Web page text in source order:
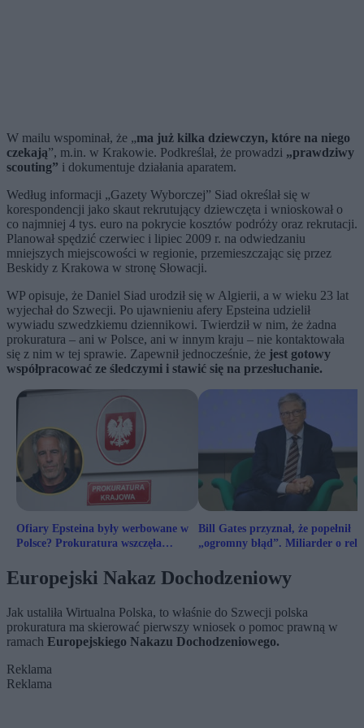
W mailu wspominał, że „ma już kilka dziewczyn, które na niego
czekają”, m.in. w Krakowie. Podkreślał, że prowadzi „prawdziwy
scouting” i dokumentuje działania aparatem.
Według informacji „Gazety Wyborczej” Siad określał się w
korespondencji jako skaut rekrutujący dziewczęta i wnioskował o
co najmniej 4 tys. euro na pokrycie kosztów podróży oraz rekrutacji.
Planował spędzić czerwiec i lipiec 2009 r. na odwiedzaniu
mniejszych miejscowości w regionie, przemieszczając się przez
Beskidy z Krakowa w stronę Słowacji.
WP opisuje, że Daniel Siad urodził się w Algierii, a w wieku 23 lat
wyjechał do Szwecji. Po ujawnieniu afery Epsteina udzielił
wywiadu szwedzkiemu dziennikowi. Twierdził w nim, że żadna
prokuratura – ani w Polsce, ani w innym kraju – nie kontaktowała
się z nim w tej sprawie. Zapewnił jednocześnie, że jest gotowy
współpracować ze śledczymi i stawić się na przesłuchanie.
Ofiary Epsteina były werbowane w
Polsce? Prokuratura wszczęła
Bill Gates przyznał, że popełnił
„ogromny błąd”. Miliarder o
Europejski Nakaz Dochodzeniowy
Jak ustaliła Wirtualna Polska, to właśnie do Szwecji polska
prokuratura ma skierować pierwszy wniosek o pomoc prawną w
ramach Europejskiego Nakazu Dochodzeniowego.
Reklama
Reklama